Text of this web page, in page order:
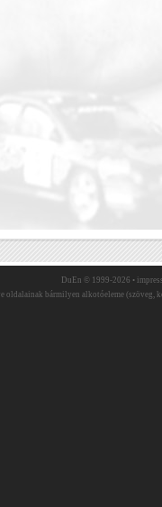
DuEn © 1999-2026 •
oldalainak bármilyen alkotóeleme (szöveg,